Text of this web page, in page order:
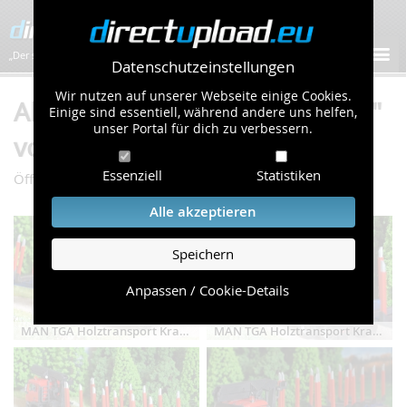
Datenschutzeinstellungen
Wir nutzen auf unserer Webseite einige Cookies.
Einige sind essentiell, während andere uns helfen,
unser Portal für dich zu verbessern.
Essenziell Statistiken
Alle akzeptieren
Speichern
Anpassen / Cookie-Details
„Der schnellste Bilder-Hoster im Web!”
Album "1:87 Hansebubeforum"
von "Anonym" (109 Bilder)
Öffentliche Galerie/Sonstiges 1:87 Hansebubeforum
MAN TGA Holztransport Kran Langholz Kurzholz MAN TGA Holztransport Kran Langholz Kurzholz